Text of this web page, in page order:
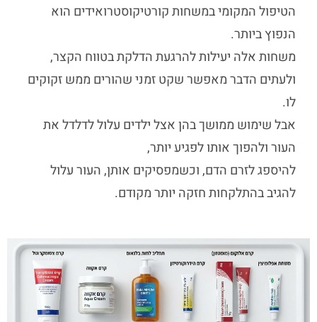
הטיפול המקומי במשחות קורטיקוסטרואידים הוא
הנפוץ ביותר.
משחות אלה יעילות להרגעת הדלקת בטווח הקצר,
ולעתים הדבר מאפשר שקט זמני שהורים ממש זקוקים
לו.
אבל שימוש ממושך בהן אצל ילדים עלול לדלדל את
העור ולהפוך אותו לפגיע יותר,
להיספג לזרם הדם, וכשמפסיקים אותן, העור עלול
להגיב בהתלקחות חזקה יותר מקודם.